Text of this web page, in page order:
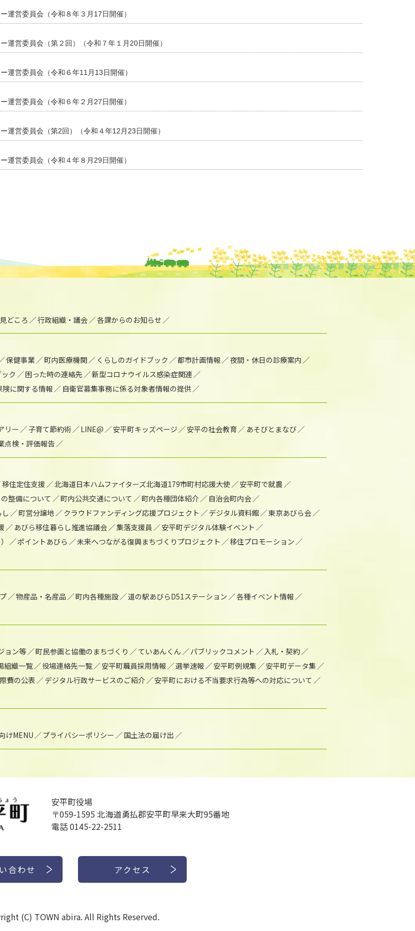
運営委員会（令和８年３月17日開催）
運営委員会（第２回）（令和７年１月20日開催）
運営委員会（令和６年11月13日開催）
運営委員会（令和６年２月27日開催）
運営委員会（第2回）（令和４年12月23日開催）
運営委員会（令和４年８月29日開催）
どころ 行政組織・議会 各課からのお知らせ
保健事業 町内医療機関 くらしのガイドブック 都市計画情報
夜間・休日の診療案内
ク 困った時の連絡先
新型コロナウイルス感染症関連
に関する情報 自衛官募集事務に係る対象者情報の提供
リー 子育て節約術 LINE@ 安平町キッズページ 安平の社会教育
あそびとまなび
点検・評価報告
移住定住支援 北海道日本ハムファイターズ北海道179市町村応援大使
安平町で就農
整備について 町内公共交通について 町内各種団体紹介
自治会町内会
町営分譲地 クラウドファンディング応援プロジェクト デジタル資料館
東京あびら会
あびら移住暮らし推進協議会 集落支援員
安平町デジタル体験イベント
ポイントあびら 未来へつながる復興まちづくりプロジェクト
移住プロモーション
物産品・名産品 町内各種施設 道の駅あびらD51ステーション
各種イベント情報
ョン等 町民参画と協働のまちづくり ていあんくん パブリックコメント
入札・契約
組織一覧 役場連絡先一覧 安平町職員採用情報 選挙速報 安平町例規集
安平町データ集
費の公表 デジタル行政サービスのご紹介
安平町における不当要求行為等への対応について
けMENU プライバシーポリシー 国土法の届け出
安平町役場
〒059-1595 北海道勇払郡安平町早来大町95番地
電話 0145-22-2511
合わせ アクセス
(C) TOWN abira. All Rights Reserved.